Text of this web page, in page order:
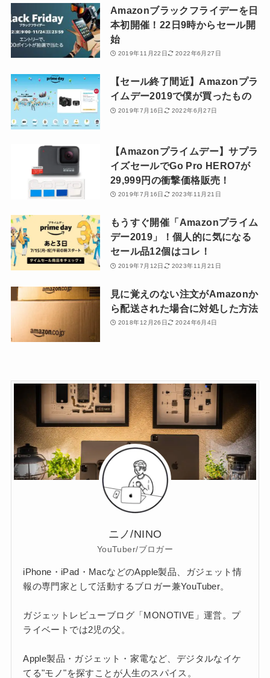
Amazonブラックフライデーを日
本初開催！22日9時からセール開
始
2019年11月22日 2022年6月27日
【セール終了間近】Amazonプラ
イムデー2019で僕が買ったもの
2019年7月16日 2022年6月27日
【Amazonプライムデー】サプラ
イズセールでGo Pro HERO7が
29,999円の衝撃価格販売！
2019年7月16日 2023年11月21日
もうすぐ開催「Amazonプライム
デー2019」！個人的に気になる
セール品12個はコレ！
2019年7月12日 2023年11月21日
見に覚えのない注文がAmazonか
ら配送された場合に対処した方法
2018年12月26日 2024年6月4日
ニノ/NINO
YouTuber/ブロガー
iPhone・iPad・MacなどのApple製品、ガジェット情
報の専門家として活動するブロガー兼YouTuber。
ガジェットレビューブログ「MONOTIVE」運営。プ
ライベートでは2児の父。
Apple製品・ガジェット・家電など、デジタルなイケ
てる"モノ"を探すことが人生のスパイス。